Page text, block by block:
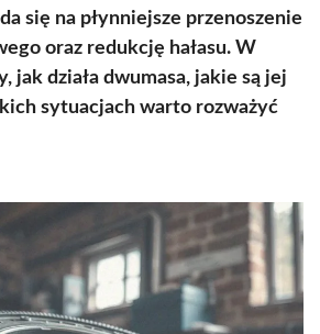
się na płynniejsze przenoszenie
oraz redukcję hałasu. W
jak działa dwumasa, jakie są jej
sytuacjach warto rozważyć